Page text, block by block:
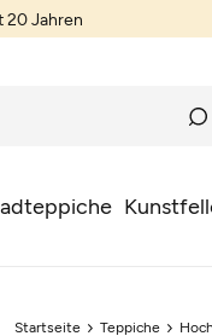
20 Jahren
Startseite Teppiche